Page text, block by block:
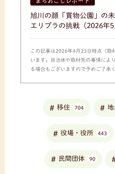
旭川の顔「買物公園」の
エリプラの挑戦 （2026年
この記事は2026年4月23日時点（取
います。自治体や取材先の事情によ
る場合もございますので予めご了承
移住 704 地
役場・役所 443
民間団体 90